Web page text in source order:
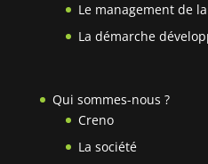
Le management de
La démarche
Qui sommes-nous ?
Creno
La société